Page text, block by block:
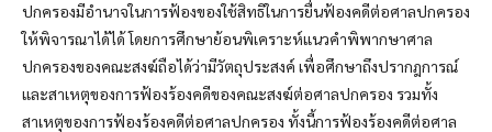
ปกครองมีอำนาจในการฟ้องของใช้สิทธิในการยื่นฟ้องคดีต่อศาลปกครอง
ให้พิจารณาได้ได้ โดยการศึกษาย้อนพิเคราะห์แนวคำพิพากษาศาล
ปกครองของคณะสงฆ์ถือได้ว่ามีวัตถุประสงค์ เพื่อศึกษาถึงปรากฎการณ์
และสาเหตุของการฟ้องร้องคดีของคณะสงฆ์ต่อศาลปกครอง รวมทั้ง
สาเหตุของการฟ้องร้องคดีต่อศาลปกครอง ทั้งนี้การฟ้องร้องคดีต่อศาล